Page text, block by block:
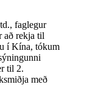
faglegur
að rekja til
í Kína, tókum
til 2.
með